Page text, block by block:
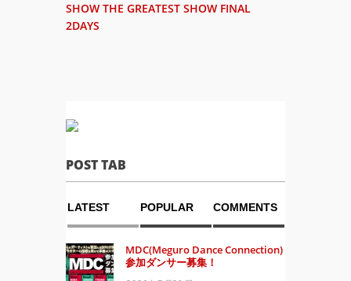
SHOW THE GREATEST SHOW FINAL
2DAYS
POST TAB
LATEST POPULAR COMMENTS
MDC(Meguro Dance Connection)
参加ダンサー募集！